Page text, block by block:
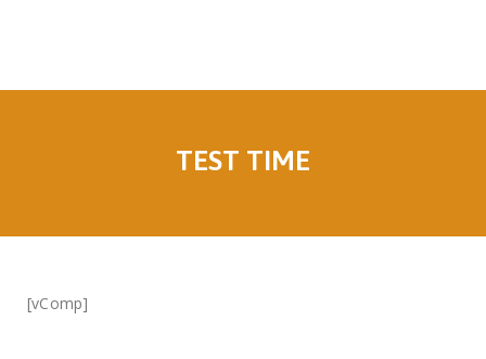
TEST TIME
[vComp]